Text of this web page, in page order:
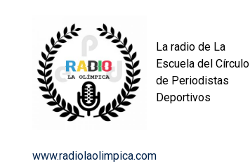
La radio de La
Escuela del Círculo
de Periodistas
Deportivos
www.radiolaolimpica.com